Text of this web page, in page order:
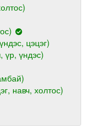
цэцэг)
үр, үндэс)
навч, холтос)